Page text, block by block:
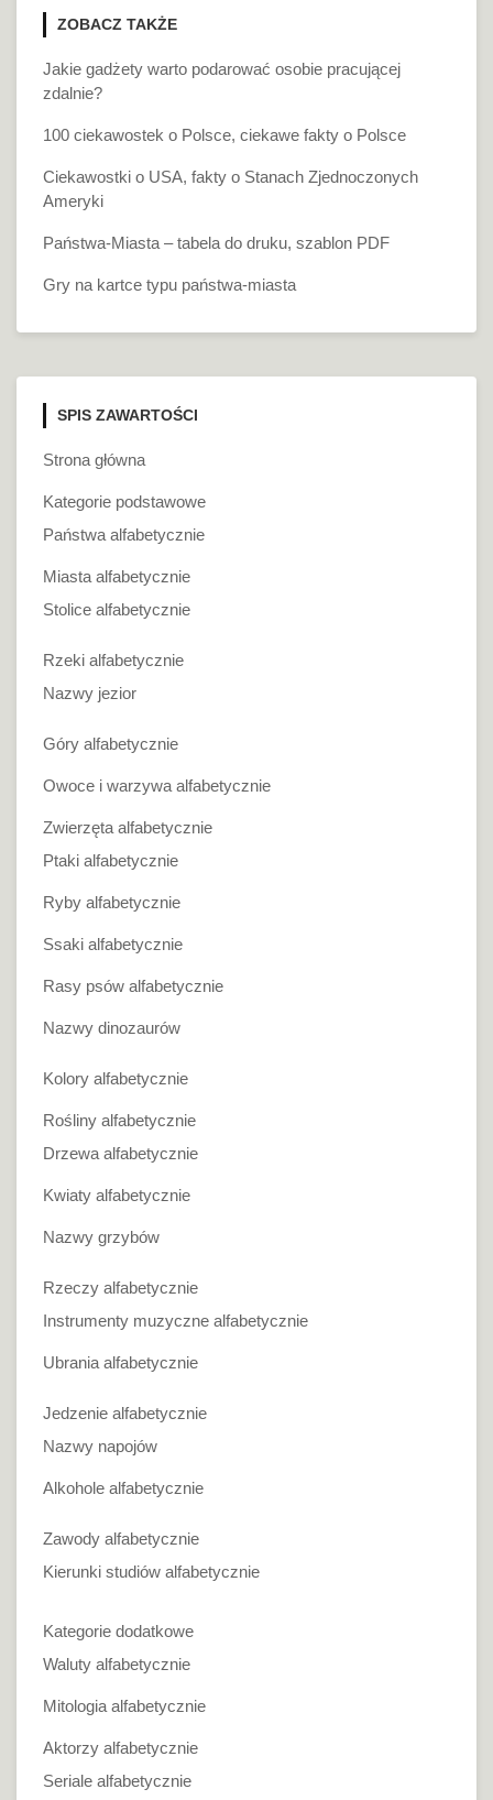
ZOBACZ TAKŻE
Jakie gadżety warto podarować osobie pracującej
zdalnie?
100 ciekawostek o Polsce, ciekawe fakty o Polsce
Ciekawostki o USA, fakty o Stanach Zjednoczonych
Ameryki
Państwa-Miasta – tabela do druku, szablon PDF
Gry na kartce typu państwa-miasta
SPIS ZAWARTOŚCI
Strona główna
Kategorie podstawowe
Państwa alfabetycznie
Miasta alfabetycznie
Stolice alfabetycznie
Rzeki alfabetycznie
Nazwy jezior
Góry alfabetycznie
Owoce i warzywa alfabetycznie
Zwierzęta alfabetycznie
Ptaki alfabetycznie
Ryby alfabetycznie
Ssaki alfabetycznie
Rasy psów alfabetycznie
Nazwy dinozaurów
Kolory alfabetycznie
Rośliny alfabetycznie
Drzewa alfabetycznie
Kwiaty alfabetycznie
Nazwy grzybów
Rzeczy alfabetycznie
Instrumenty muzyczne alfabetycznie
Ubrania alfabetycznie
Jedzenie alfabetycznie
Nazwy napojów
Alkohole alfabetycznie
Zawody alfabetycznie
Kierunki studiów alfabetycznie
Kategorie dodatkowe
Waluty alfabetycznie
Mitologia alfabetycznie
Aktorzy alfabetycznie
Seriale alfabetycznie